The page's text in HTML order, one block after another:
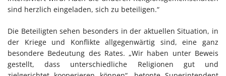
sind herzlich eingeladen, sich zu beteiligen.“
Die Beteiligten sehen besonders in der aktuellen Situation, in
der Kriege und Konflikte allgegenwärtig sind, eine ganz
besondere Bedeutung des Rates. „Wir haben unter Beweis
gestellt, dass unterschiedliche Religionen gut und